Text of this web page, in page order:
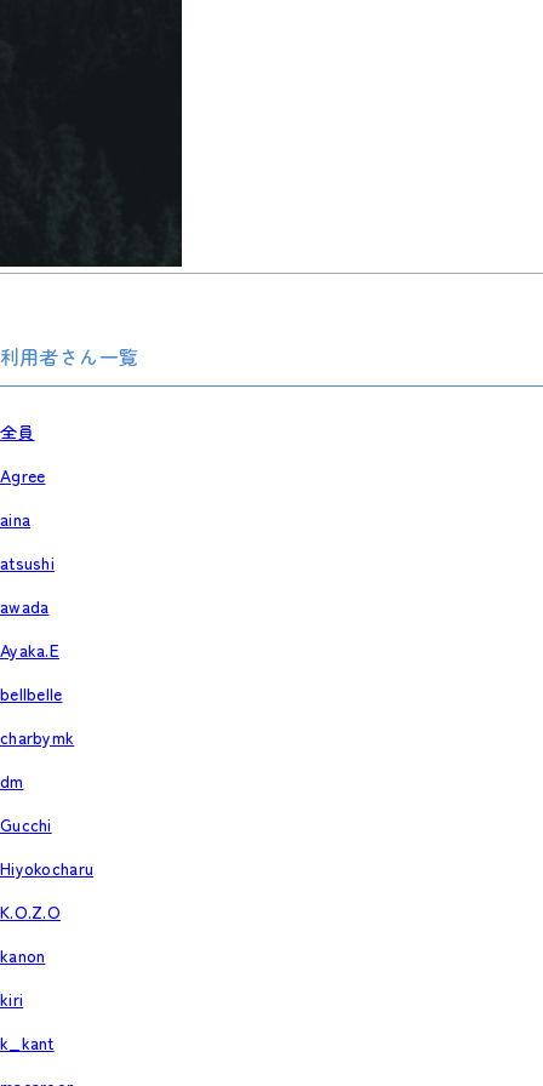
利用者さん一覧
全員
Agree
aina
atsushi
awada
Ayaka.E
bellbelle
charbymk
dm
Gucchi
Hiyokocharu
K.O.Z.O
kanon
kiri
k_kant